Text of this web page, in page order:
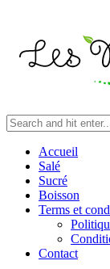
Accueil
Salé
Sucré
Boisson
Terms et
Contact